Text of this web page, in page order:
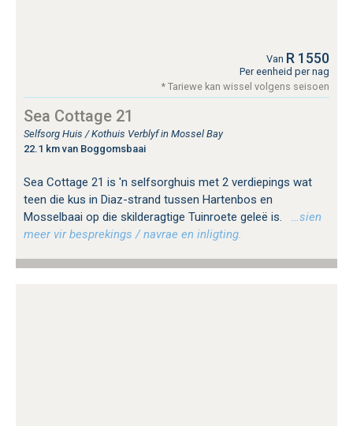
Van R 1550
Per eenheid per nag
* Tariewe kan wissel volgens seisoen
Sea Cottage 21
Selfsorg Huis / Kothuis Verblyf in Mossel Bay
22.1 km van Boggomsbaai
Sea Cottage 21 is 'n selfsorghuis met 2 verdiepings wat
teen die kus in Diaz-strand tussen Hartenbos en
Mosselbaai op die skilderagtige Tuinroete geleë is.
…sien
meer vir besprekings / navrae en inligting.